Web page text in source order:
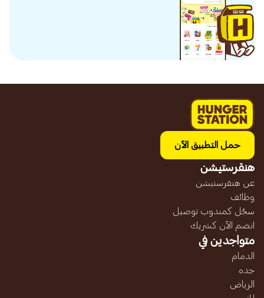
حمل التطبيق الآن
هنقرستيشن
عن هنقرستيشن
وظائف
سجّل كمندوب توصيل
انضم الآن كشريك
متواجدين في
الدمام
جده
الرياض